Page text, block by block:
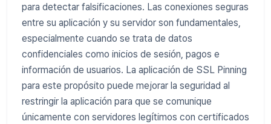
para detectar falsificaciones. Las conexiones seguras
entre su aplicación y su servidor son fundamentales,
especialmente cuando se trata de datos
confidenciales como inicios de sesión, pagos e
información de usuarios. La aplicación de SSL Pinning
para este propósito puede mejorar la seguridad al
restringir la aplicación para que se comunique
únicamente con servidores legítimos con certificados